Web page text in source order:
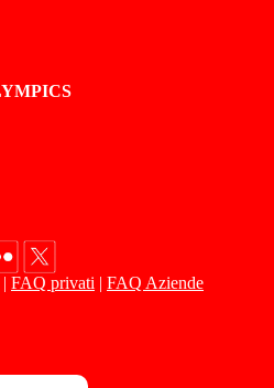
| FAQ privati | FAQ Aziende